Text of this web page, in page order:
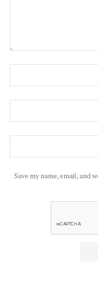
Save my name, email, and